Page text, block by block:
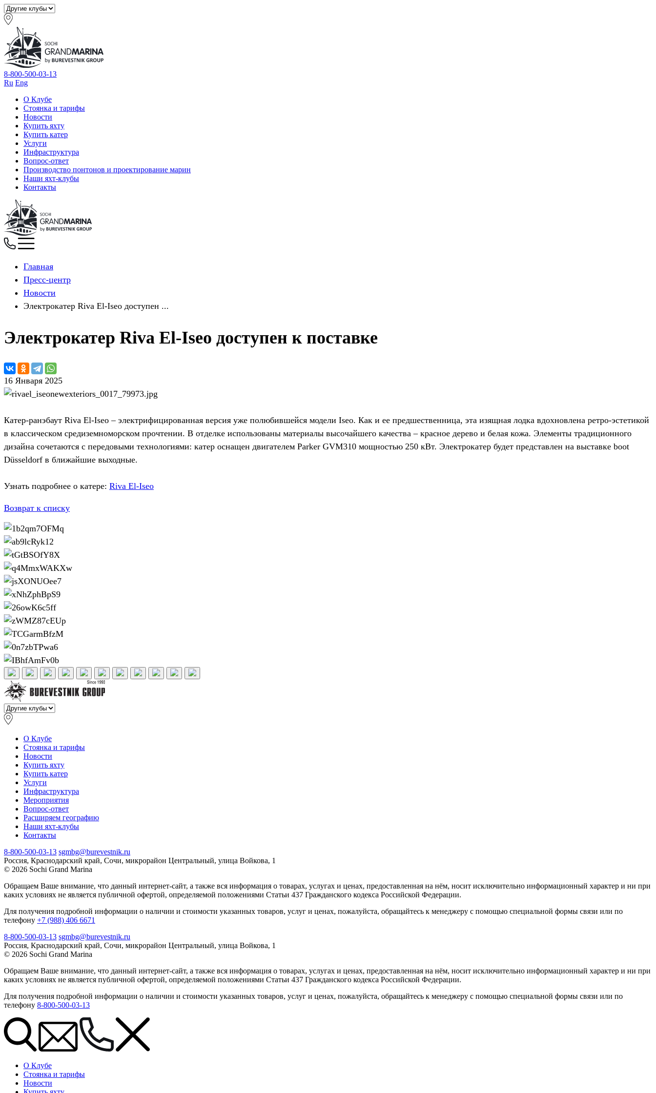
8-800-500-03-13
Ru Eng
О Клубе
Стоянка и тарифы
Новости
Купить яхту
Купить катер
Услуги
Инфраструктура
Вопрос-ответ
Производство понтонов и проектирование марин
Наши яхт-клубы
Контакты
Главная
Пресс-центр
Новости
Электрокатер Riva El-Iseo доступен ...
Электрокатер Riva El-Iseo доступен к поставке
16 Января 2025
Катер-ранэбаут Riva El-Iseo – электрифицированная версия уже полюбившейся модели Iseo. Как и ее предшественница, эта изящная лодка вдохновлена ретро-эстетикой
в классическом средиземноморском прочтении. В отделке использованы материалы высочайшего качества – красное дерево и белая кожа. Элементы традиционного
дизайна сочетаются с передовыми технологиями: катер оснащен двигателем Parker GVM310 мощностью 250 кВт. Электрокатер будет представлен на выставке boot
Düsseldorf в ближайшие выходные.
Узнать подробнее о катере: Riva El-Iseo
Возврат к списку
О Клубе
Стоянка и тарифы
Новости
Купить яхту
Купить катер
Услуги
Инфраструктура
Мероприятия
Вопрос-ответ
Расширяем географию
Наши яхт-клубы
Контакты
8-800-500-03-13 sgmbg@burevestnik.ru
Россия, Краснодарский край, Сочи, микрорайон Центральный, улица Войкова, 1
© 2026 Sochi Grand Marina
Обращаем Ваше внимание, что данный интернет-сайт, а также вся информация о товарах, услугах и ценах, предоставленная на нём, носит исключительно информационный характер и ни при
каких условиях не является публичной офертой, определяемой положениями Статьи 437 Гражданского кодекса Российской Федерации.
Для получения подробной информации о наличии и стоимости указанных товаров, услуг и ценах, пожалуйста, обращайтесь к менеджеру с помощью специальной формы связи или по
телефону +7 (988) 406 6671
8-800-500-03-13 sgmbg@burevestnik.ru
Россия, Краснодарский край, Сочи, микрорайон Центральный, улица Войкова, 1
© 2026 Sochi Grand Marina
Обращаем Ваше внимание, что данный интернет-сайт, а также вся информация о товарах, услугах и ценах, предоставленная на нём, носит исключительно информационный характер и ни при
каких условиях не является публичной офертой, определяемой положениями Статьи 437 Гражданского кодекса Российской Федерации.
Для получения подробной информации о наличии и стоимости указанных товаров, услуг и ценах, пожалуйста, обращайтесь к менеджеру с помощью специальной формы связи или по
телефону 8-800-500-03-13
О Клубе
Стоянка и тарифы
Новости